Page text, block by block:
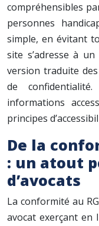
compréhensibles
personnes
simple, en évitant
site s’adresse à
version traduite
de
informations
principes
De la
: un atout
d’avocats
La conformité au
avocat exerçant en